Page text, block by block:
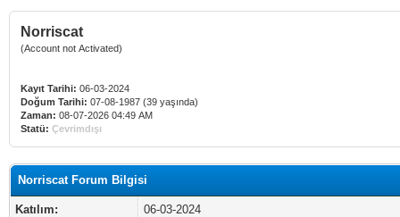
Norriscat
(Account not Activated)
Kayıt Tarihi: 06-03-2024
Doğum Tarihi: 07-08-1987 (39 yaşında)
Zaman: 08-07-2026 04:49 AM
Statü: Çevrimdışı
Norriscat Forum Bilgisi
Katılım:
06-03-2024